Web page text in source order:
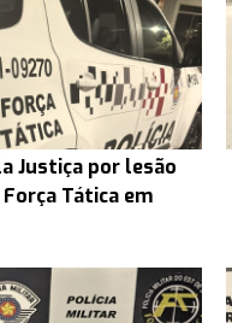
Justiça por lesão
Tática em